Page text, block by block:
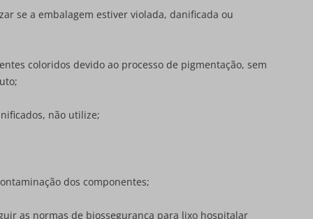
se a embalagem estiver violada, danificada ou
coloridos devido ao processo de pigmentação, sem
não utilize;
dos componentes;
as normas de biossegurança para lixo hospitalar